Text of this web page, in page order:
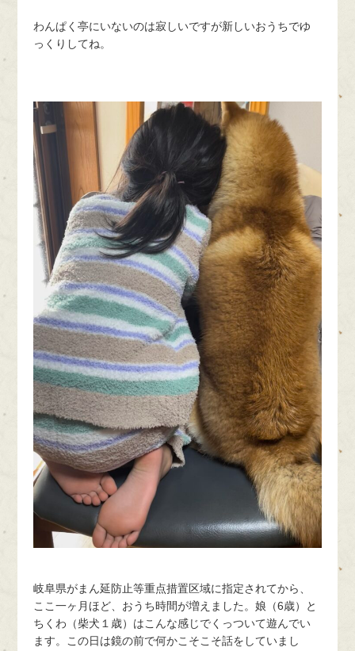
わんぱく亭にいないのは寂しいですが新しいおうちでゆ
っくりしてね。
岐阜県がまん延防止等重点措置区域に指定されてから、
ここ一ヶ月ほど、おうち時間が増えました。娘（6歳）と
ちくわ（柴犬１歳）はこんな感じでくっついて遊んでい
ます。この日は鏡の前で何かこそこそ話をしていまし